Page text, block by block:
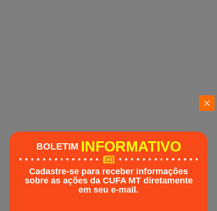
BOLETIM INFORMATIVO
Cadastre-se para receber informações
sobre as ações da CUFA MTdiretamente
em seu e-mail.